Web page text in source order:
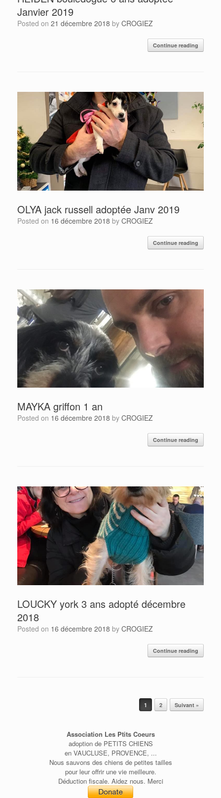
Janvier 2019
Posted on 21 décembre 2018 by CROGIEZ
Continue reading
OLYA jack russell adoptée Janv 2019
Posted on 16 décembre 2018 by CROGIEZ
Continue reading
MAYKA griffon 1 an
Posted on 16 décembre 2018 by CROGIEZ
Continue reading
LOUCKY york 3 ans adopté décembre
2018
Posted on 16 décembre 2018 by CROGIEZ
Continue reading
1 2 Suivant »
Association Les Ptits Coeurs
adoption de PETITS CHIENS
en VAUCLUSE, PROVENCE, ...
Nous sauvons des chiens de petites tailles
pour leur offrir une vie meilleure.
Déduction fiscale. Aidez nous. Merci